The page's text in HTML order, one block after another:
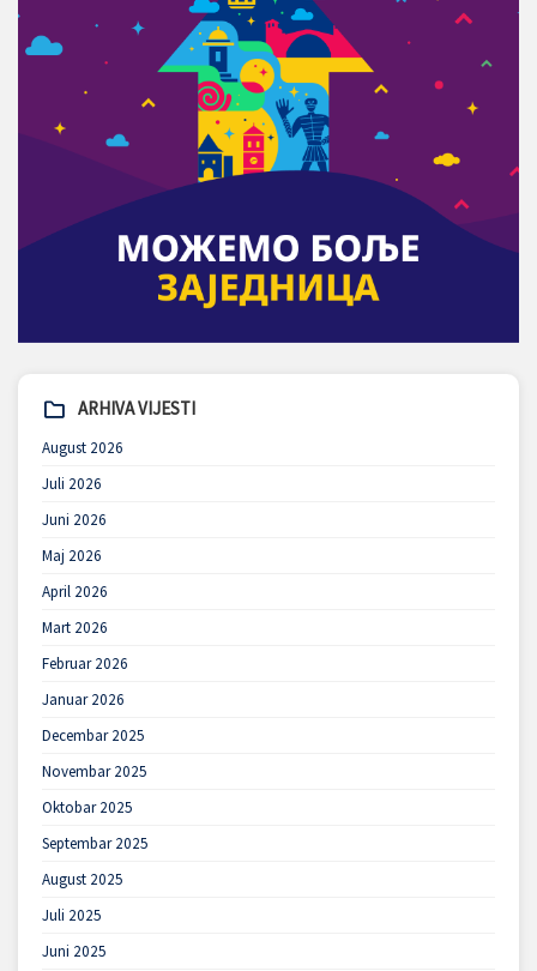
ARHIVA VIJESTI
August 2026
Juli 2026
Juni 2026
Maj 2026
April 2026
Mart 2026
Februar 2026
Januar 2026
Decembar 2025
Novembar 2025
Oktobar 2025
Septembar 2025
August 2025
Juli 2025
Juni 2025